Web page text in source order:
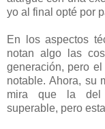
yo al final opté por
En los aspectos
notan algo las
generación, pero
notable. Ahora, su
mira que la del
superable, pero